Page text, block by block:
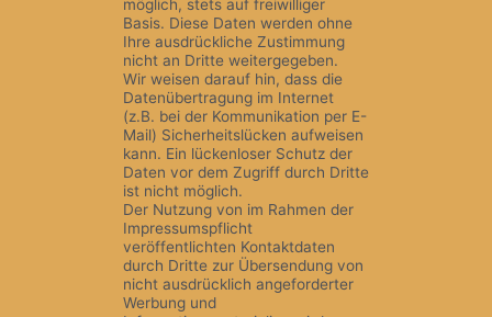
möglich, stets auf freiwilliger
Basis. Diese Daten werden ohne
Ihre ausdrückliche Zustimmung
nicht an Dritte weitergegeben.
Wir weisen darauf hin, dass die
Datenübertragung im Internet
(z.B. bei der Kommunikation per E-
Mail) Sicherheitslücken aufweisen
kann. Ein lückenloser Schutz der
Daten vor dem Zugriff durch Dritte
ist nicht möglich.
Der Nutzung von im Rahmen der
Impressumspflicht
veröffentlichten Kontaktdaten
durch Dritte zur Übersendung von
nicht ausdrücklich angeforderter
Werbung und